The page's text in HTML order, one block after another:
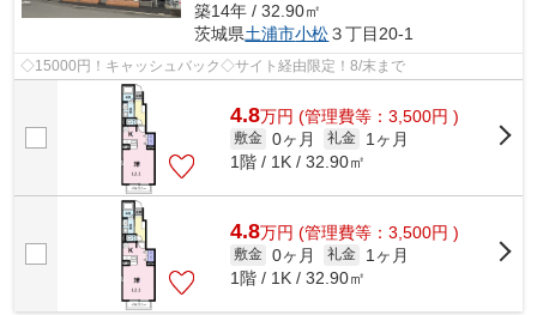
築14年 / 32.90㎡
茨城県土浦市小松３丁目20-1
◇15000円！キャッシュバック◇サイト経由限定！8/末まで
4.8万円 (管理費等：3,500円 )
敷金 0ヶ月 礼金
1ヶ月
1階 / 1K / 32.90㎡
4.8万円 (管理費等：3,500円 )
敷金 0ヶ月 礼金
1ヶ月
1階 / 1K / 32.90㎡